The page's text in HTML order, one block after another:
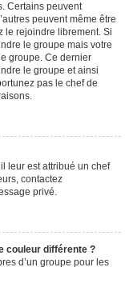
Certains peuvent
peuvent même être
le rejoindre librement. Si
le groupe mais votre
groupe. Ce dernier
le groupe et ainsi
pas le chef de
leur est attribué un chef
contactez
privé.
couleur différente ?
d’un groupe pour les